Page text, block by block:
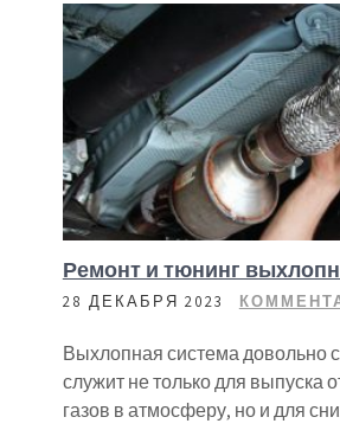
Ремонт и тюнинг
28 ДЕКАБРЯ 2023
Выхлопная система довольно
служит не только для выпуска
газов в атмосферу, но и для